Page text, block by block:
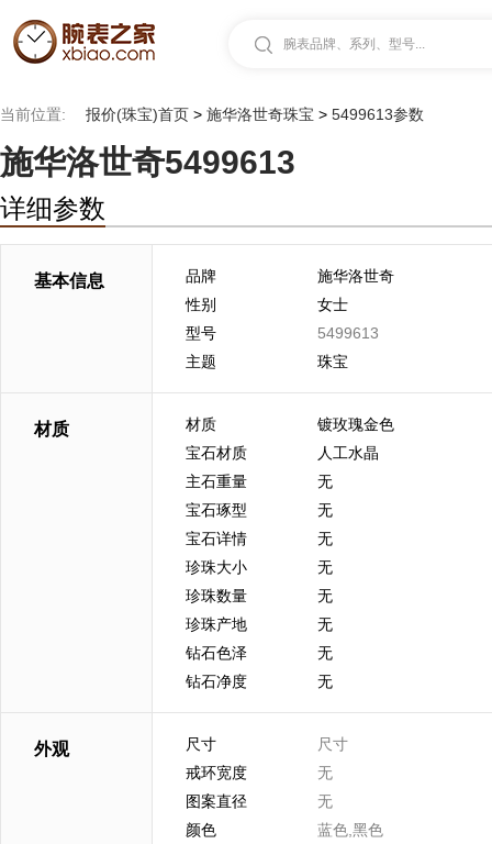
腕表品牌、系列、型号...
当前位置: 报价(珠宝)首页 > 施华洛世奇珠宝 > 5499613参数
施华洛世奇5499613
详细参数
基本信息 品牌
施华洛世奇
性别
女士
型号
5499613
主题
珠宝
材质 材质
镀玫瑰金色
宝石材质
人工水晶
主石重量
无
宝石琢型
无
宝石详情
无
珍珠大小
无
珍珠数量
无
珍珠产地
无
钻石色泽
无
钻石净度
无
外观 尺寸
尺寸
戒环宽度
无
图案直径
无
颜色
蓝色,黑色